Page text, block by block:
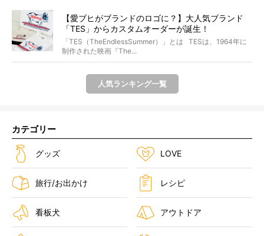
【愛ブヒがブランドのロゴに？】大人気ブランド
「TES」からカスタムオーダーが誕生！
「TES（TheEndlessSummer）」とは TESは、1964年に
制作された映画『The...
人気ランキング一覧
カテゴリー
グッズ LOVE
旅行/お出かけ レシピ
看板犬 アウトドア